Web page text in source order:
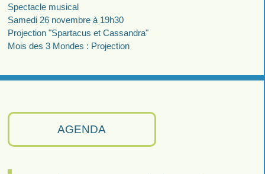
AGENDA
Spectacle musical
Samedi 26 novembre à 19h30
Projection "Spartacus et Cassandra"
Mois des 3 Mondes : Projection